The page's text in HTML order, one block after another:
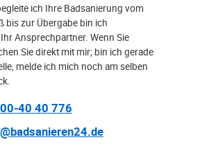
ich Ihre Badsanierung vom
bis zur Übergabe bin ich
Ansprechpartner. Wenn Sie
Sie direkt mit mir; bin ich gerade
melde ich mich noch am selben
40 40 776